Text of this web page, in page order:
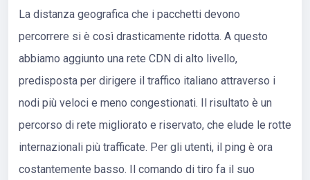
La distanza geografica che i pacchetti devono
percorrere si è così drasticamente ridotta. A questo
abbiamo aggiunto una rete CDN di alto livello,
predisposta per dirigere il traffico italiano attraverso i
nodi più veloci e meno congestionati. Il risultato è un
percorso di rete migliorato e riservato, che elude le rotte
internazionali più trafficate. Per gli utenti, il ping è ora
costantemente basso. Il comando di tiro fa il suo